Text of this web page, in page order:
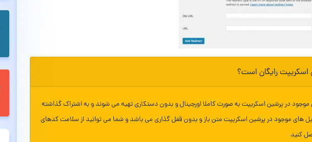
اسکریپت رایگان است؟
موجود در پرشین اسکریپت به صورت کاملا اورجینال و بدون دستکاری تهیه می شوند و به اشتراک گذاشته
های موجود در پرشین اسکریپت متن باز و بدون قفل گذاری می باشد و شما می توانید از سلامت کدهای
کنید